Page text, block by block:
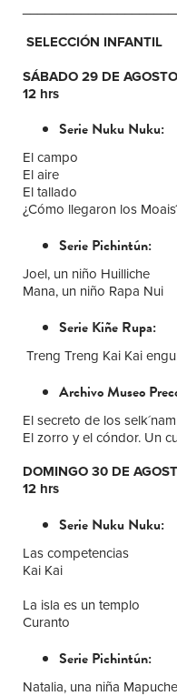
SELECCIÓN INFANTIL
SÁBADO 29 DE AGOSTO
12 hrs
Serie Nuku Nuku:
El campo
El aire
El tallado
¿Cómo llegaron los
Serie Pichintún:
Joel, un niño Huilliche
Mana, un niño Rapa Nui
Serie Kiñe Rupa:
Treng Treng Kai Kai
Archivo Museo
El secreto de los selk´nam
El zorro y el cóndor. Un
DOMINGO 30 DE
12 hrs
Serie Nuku Nuku:
Las competencias
Kai Kai
La isla es un templo
Curanto
Serie Pichintún:
Natalia, una niña Mapuche